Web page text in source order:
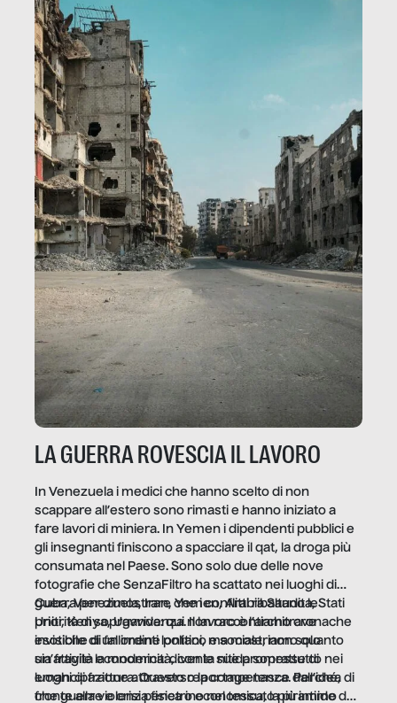
LA GUERRA ROVESCIA IL LAVORO
In Venezuela i medici che hanno scelto di non
scappare all’estero sono rimasti e hanno iniziato a
fare lavori di miniera. In Yemen i dipendenti pubblici e
gli insegnanti finiscono a spacciare il qat, la droga più
consumata nel Paese. Sono solo due delle nove
fotografie che SenzaFiltro ha scattato nei luoghi di
guerra per dimostrare che i conflitti ribaltano le
priorità di sopravvivenza. Il lavoro è l’architrave
invisibile di un ordine politico e sociale, non solo
un’attività economica: diventa nitida soprattutto nei
luoghi di frattura. Questo reportage nasce dall’idea
che guerre e crisi penetrino nel tessuto più intimo
Cuba, Venezuela, Iran, Yemen, Arabia Saudita, Stati
Uniti, Kenya, Uganda: qui non raccontiamo cronache
esotiche di fallimenti lontani, ma mostriamo quanto
sia fragile la modernità, con le sue promesse di
emancipazione attraverso la competenza. Perché, di
fronte alla violenza fisica o economica, la piramide del